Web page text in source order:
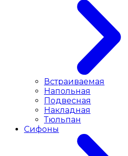
Встраиваемая
Напольная
Подвесная
Накладная
Тюльпан
Сифоны